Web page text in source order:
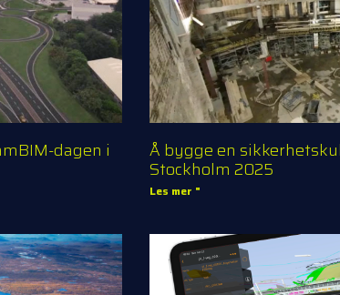
dagen i Å bygge en
Stockholm 2025
Les mer "